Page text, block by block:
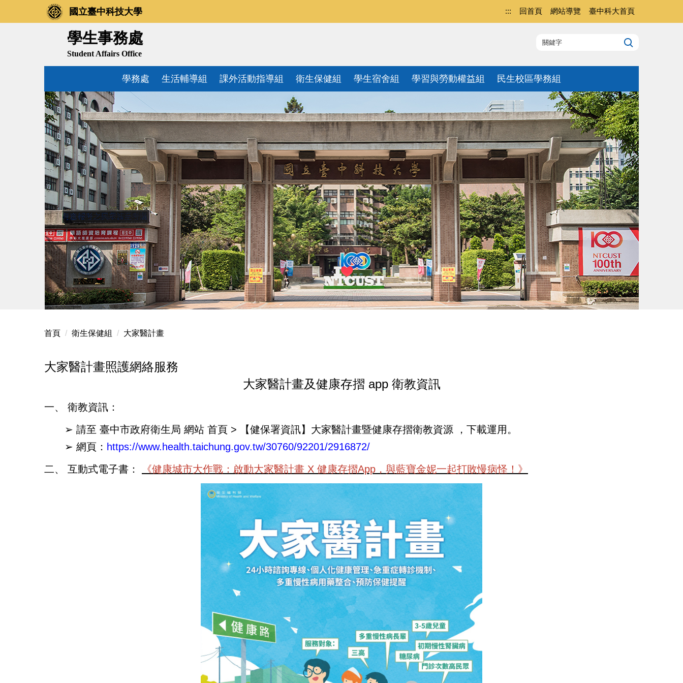
國立臺中科技大學
學生事務處
Student Affairs Office
學務處 生活輔導組 課外活動指導組 衛生保健組 學生宿舍組 學習與勞動權益組 民生校區學務組
::: 回首頁 網站導覽 臺中科大首頁
首頁 衛生保健組 大家醫計畫
大家醫計畫照護網絡服務
大家醫計畫及健康存摺 app 衛教資訊
一、 衛教資訊：
➢ 請至 臺中市政府衛生局 網站 首頁 > 【健保署資訊】大家醫計畫暨健康存摺衛教資源 ，下載運用。
➢ 網頁： https://www.health.taichung.gov.tw/30760/92201/2916872/
二、 互動式電子書：
《健康城市大作戰：啟動大家醫計畫 X 健康存摺App，與藍寶金妮一起打敗慢病怪！》